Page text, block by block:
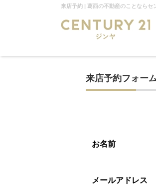
来店予約 | 葛西の不動産のことならセ
来店予約フォー
お名前
メールアドレス